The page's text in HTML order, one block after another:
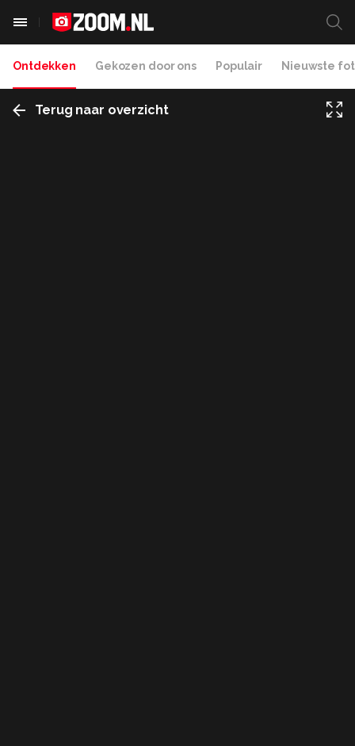
Ontdekken Gekozen door ons Populair Nieuwste
Terug naar overzicht